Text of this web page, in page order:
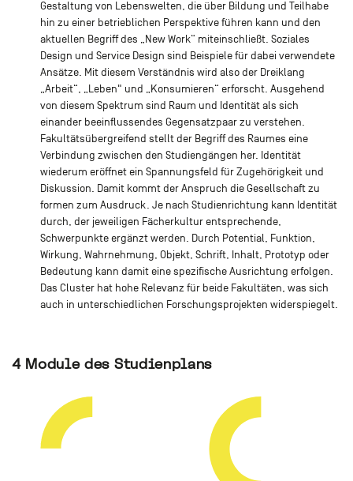
Gestaltung von Lebenswelten, die über Bildung und Teilhabe
hin zu einer betrieblichen Perspektive führen kann und den
aktuellen Begriff des „New Work“ miteinschließt. Soziales
Design und Service Design sind Beispiele für dabei verwendete
Ansätze. Mit diesem Verständnis wird also der Dreiklang
„Arbeit“, „Leben" und „Konsumieren“ erforscht. Ausgehend
von diesem Spektrum sind Raum und Identität als sich
einander beeinflussendes Gegensatzpaar zu verstehen.
Fakultätsübergreifend stellt der Begriff des Raumes eine
Verbindung zwischen den Studiengängen her. Identität
wiederum eröffnet ein Spannungsfeld für Zugehörigkeit und
Diskussion. Damit kommt der Anspruch die Gesellschaft zu
formen zum Ausdruck. Je nach Studienrichtung kann Identität
durch, der jeweiligen Fächerkultur entsprechende,
Schwerpunkte ergänzt werden. Durch Potential, Funktion,
Wirkung, Wahrnehmung, Objekt, Schrift, Inhalt, Prototyp oder
Bedeutung kann damit eine spezifische Ausrichtung erfolgen.
Das Cluster hat hohe Relevanz für beide Fakultäten, was sich
auch in unterschiedlichen Forschungsprojekten widerspiegelt.
4 Module des Studienplans